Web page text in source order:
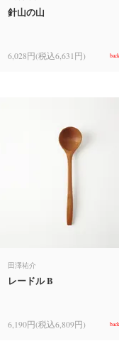
針山の山
6,028円(税込6,631円)
田澤祐介
レードル B
6,190円(税込6,809円)